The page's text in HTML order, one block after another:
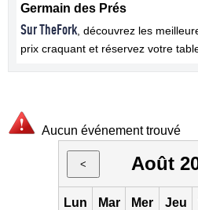
Germain des Prés
Sur TheFork , découvrez les
prix craquant et réservez votre
Aucun événement trouvé
< Août
Lun Mar Mer Jeu